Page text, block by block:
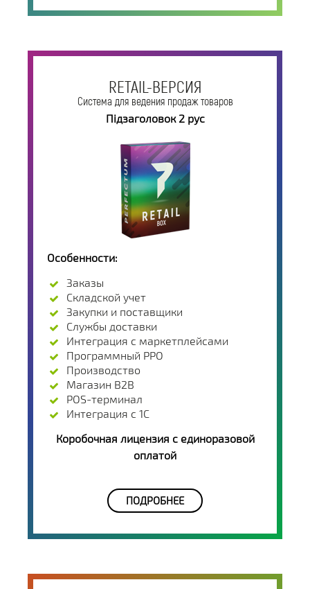
RETAIL-ВЕРСИЯ
Система для ведения продаж товаров
Підзаголовок 2 рус
Особенности:
Заказы
Складской учет
Закупки и поставщики
Службы доставки
Интеграция с маркетплейсами
Программный РРО
Производство
Магазин B2B
POS-терминал
Интеграция с 1С
Коробочная лицензия с единоразовой
оплатой
ПОДРОБНЕЕ